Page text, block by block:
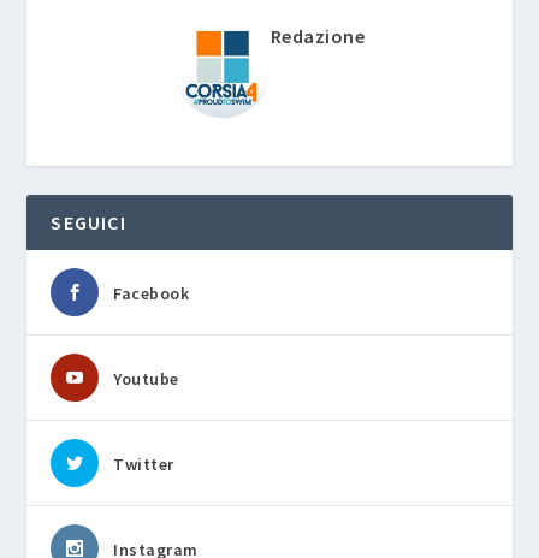
Redazione
SEGUICI
Facebook
Youtube
Twitter
Instagram